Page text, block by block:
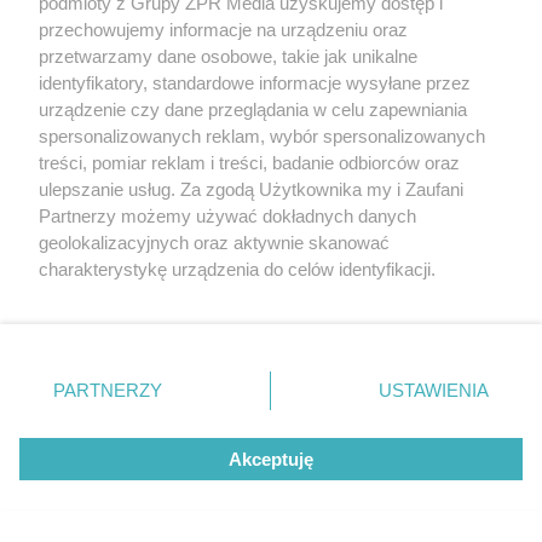
dodatki w świetnych cenach
przechowujemy informacje na urządzeniu oraz
przetwarzamy dane osobowe, takie jak unikalne
identyfikatory, standardowe informacje wysyłane przez
urządzenie czy dane przeglądania w celu zapewniania
spersonalizowanych reklam, wybór spersonalizowanych
treści, pomiar reklam i treści, badanie odbiorców oraz
ulepszanie usług. Za zgodą Użytkownika my i Zaufani
Partnerzy możemy używać dokładnych danych
geolokalizacyjnych oraz aktywnie skanować
charakterystykę urządzenia do celów identyfikacji.
zmienić/wycofać klikając przycisk ustawień prywatności
znajdujący się w lewym dolnym rogu strony
rodzaje przetwarzania danych nie wymagają zgody
użytkownika, ale masz prawo sprzeciwić się takiemu
przetwarzaniu. Preferencje będą miały zastosowanie tylko
PARTNERZY USTAWIENIA
Akceptuję